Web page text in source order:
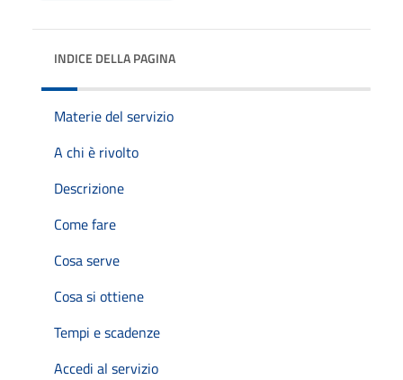
INDICE DELLA PAGINA
Materie del servizio
A chi è rivolto
Descrizione
Come fare
Cosa serve
Cosa si ottiene
Tempi e scadenze
Accedi al servizio